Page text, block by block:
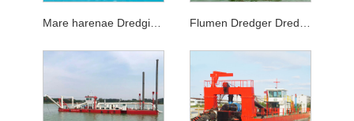
Mare harenae Dredging Cutter Suction Dredger Flumen Dredger Dreder Dreder Dreder